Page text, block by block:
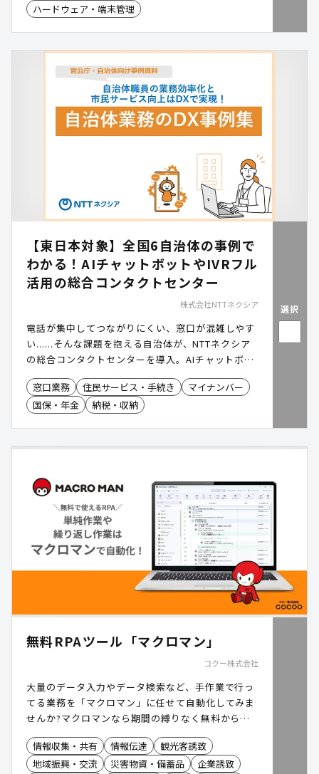
民サービス向上を両立します。
ハードウェア・端末管理
【東日本対象】全国6自治体の事例で
わかる！AIチャットボットやIVRフル
活用の総合コンタクトセンター
株式会社NTTネクシア
電話が集中してつながりにくい、窓口が混雑しやす
い......そんな課題を抱える自治体が、NTTネクシア
の総合コンタクトセンターを導入。AIチャットボッ
トやIVR(自動音声応答)を活用することで、問い合わ
せ対応を効率化し、住民サービスの向上と時間外対
応を実現しました。資料では、全国6自治体の導入
窓口業務 住民サービス・手続き
マイナンバー
国保・年金
納税・収納
選択
無料RPAツール「マクロマン」
コクー株式会社
大量のデータ入力やデータ検索など、手作業で行っ
てる業務を「マクロマン」に任せて自動化してみま
せんか?マクロマンなら期間の縛りなく無料から利
用できます。
情報収集・共有
情報伝達
観光客誘致
地域振興・交流
災害物資・備蓄品
企業誘致